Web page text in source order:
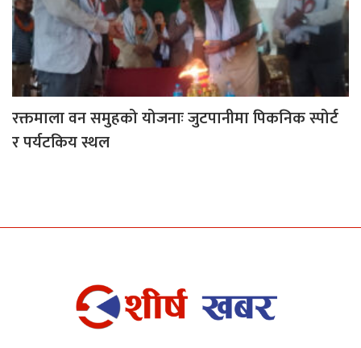
रक्तमाला वन समुहको योजनाः जुटपानीमा पिकनिक स्पोर्ट
र पर्यटकिय स्थल